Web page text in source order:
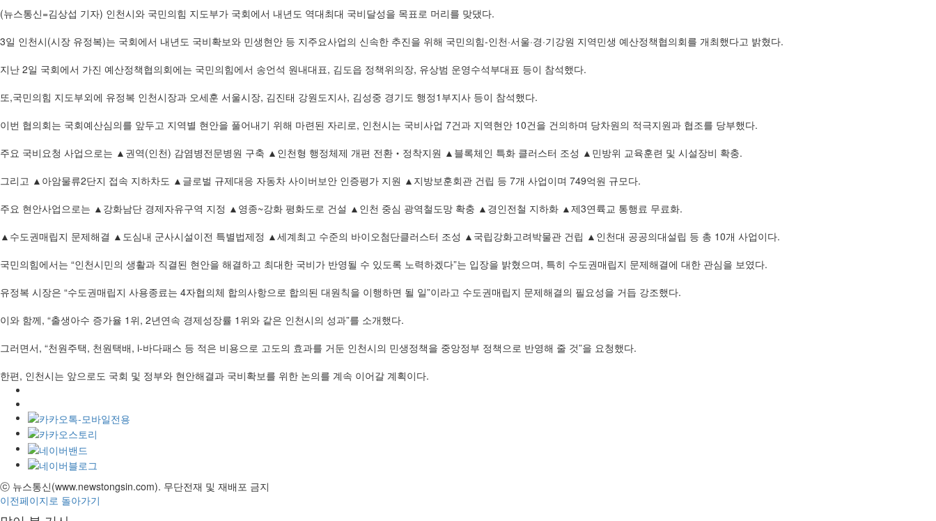
(뉴스통신=김상섭 기자) 인천시와 국민의힘 지도부가 국회에서 내년도 역대최대 국비달성을 목표로 머리를 맞댔다.
3일 인천시(시장 유정복)는 국회에서 내년도 국비확보와 민생현안 등 지주요사업의 신속한 추진을 위해 국민의힘-인천·서울·경·기강원 지역민생 예산정책협의회를 개최했다고 밝혔다.
지난 2일 국회에서 가진 예산정책협의회에는 국민의힘에서 송언석 원내대표, 김도읍 정책위의장, 유상범 운영수석부대표 등이 참석했다.
또,국민의힘 지도부외에 유정복 인천시장과 오세훈 서울시장, 김진태 강원도지사, 김성중 경기도 행정1부지사 등이 참석했다.
이번 협의회는 국회예산심의를 앞두고 지역별 현안을 풀어내기 위해 마련된 자리로, 인천시는 국비사업 7건과 지역현안 10건을 건의하며 당차원의 적극지원과 협조를 당부했다.
주요 국비요청 사업으로는 ▲권역(인천) 감염병전문병원 구축 ▲인천형 행정체제 개편 전환‧정착지원 ▲블록체인 특화 클러스터 조성 ▲민방위 교육훈련 및 시설장비 확충.
그리고 ▲아암물류2단지 접속 지하차도 ▲글로벌 규제대응 자동차 사이버보안 인증평가 지원 ▲지방보훈회관 건립 등 7개 사업이며 749억원 규모다.
주요 현안사업으로는 ▲강화남단 경제자유구역 지정 ▲영종~강화 평화도로 건설 ▲인천 중심 광역철도망 확충 ▲경인전철 지하화 ▲제3연륙교 통행료 무료화.
▲수도권매립지 문제해결 ▲도심내 군사시설이전 특별법제정 ▲세계최고 수준의 바이오첨단클러스터 조성 ▲국립강화고려박물관 건립 ▲인천대 공공의대설립 등 총 10개 사업이다.
국민의힘에서는 “인천시민의 생활과 직결된 현안을 해결하고 최대한 국비가 반영될 수 있도록 노력하겠다”는 입장을 밝혔으며, 특히 수도권매립지 문제해결에 대한 관심을 보였다.
유정복 시장은 “수도권매립지 사용종료는 4자협의체 합의사항으로 합의된 대원칙을 이행하면 될 일”이라고 수도권매립지 문제해결의 필요성을 거듭 강조했다.
이와 함께, “출생아수 증가율 1위, 2년연속 경제성장률 1위와 같은 인천시의 성과”를 소개했다.
그러면서, “천원주택, 천원택배, i-바다패스 등 적은 비용으로 고도의 효과를 거둔 인천시의 민생정책을 중앙정부 정책으로 반영해 줄 것”을 요청했다.
한편, 인천시는 앞으로도 국회 및 정부와 현안해결과 국비확보를 위한 논의를 계속 이어갈 계획이다.
ⓒ 뉴스통신(www.newstongsin.com). 무단전재 및 재배포 금지
이전페이지로 돌아가기